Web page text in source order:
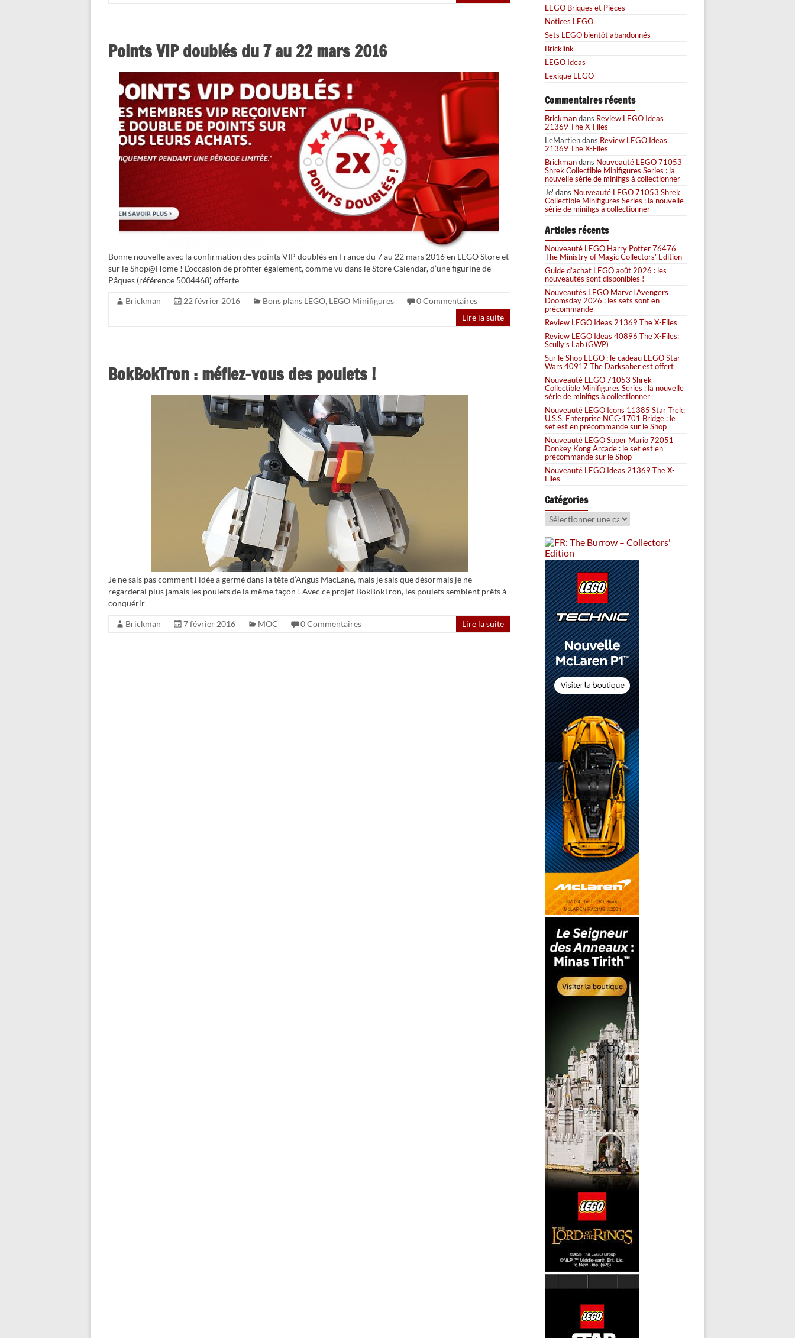
Points VIP doublés du 7 au 22 mars 2016
Bonne nouvelle avec la confirmation des points VIP doublés en France du 7 au 22 mars 2016 en LEGO Store et
sur le Shop@Home ! L’occasion de profiter également, comme vu dans le Store Calendar, d’une figurine de
Pâques (référence 5004468) offerte
Brickman 22 février 2016 Bons plans LEGO, LEGO Minifigures
0 Commentaires
Lire la suite
BokBokTron : méfiez-vous des poulets !
Je ne sais pas comment l’idée a germé dans la tête d’Angus MacLane, mais je sais que désormais je ne
regarderai plus jamais les poulets de la même façon ! Avec ce projet BokBokTron, les poulets semblent prêts à
conquérir
Brickman 7 février 2016 MOC 0 Commentaires Lire la suite
LEGO Briques et Pièces
Notices LEGO
Sets LEGO bientôt abandonnés
Bricklink
LEGO Ideas
Lexique LEGO
Commentaires récents
Brickmandans Review LEGO Ideas
21369 The X-Files
LeMartiendans Review LEGO Ideas
21369 The X-Files
Brickmandans Nouveauté LEGO 71053
Shrek Collectible Minifigures Series : la
nouvelle série de minifigs à collectionner
Je' dans Nouveauté LEGO 71053 Shrek
Collectible Minifigures Series : la nouvelle
série de minifigs à collectionner
Articles récents
Nouveauté LEGO Harry Potter 76476
The Ministry of Magic Collectors’ Edition
Guide d’achat LEGO août 2026 : les
nouveautés sont disponibles !
Nouveautés LEGO Marvel Avengers
Doomsday 2026 : les sets sont en
précommande
Review LEGO Ideas 21369 The X-Files
Review LEGO Ideas 40896 The X-Files:
Scully’s Lab (GWP)
Sur le Shop LEGO : le cadeau LEGO Star
Wars 40917 The Darksaber est offert
Nouveauté LEGO 71053 Shrek
Collectible Minifigures Series : la nouvelle
série de minifigs à collectionner
Nouveauté LEGO Icons 11385 Star Trek:
U.S.S. Enterprise NCC-1701 Bridge : le
set est en précommande sur le Shop
Nouveauté LEGO Super Mario 72051
Donkey Kong Arcade : le set est en
précommande sur le Shop
Nouveauté LEGO Ideas 21369 The X-
Files
Catégories
Catégories